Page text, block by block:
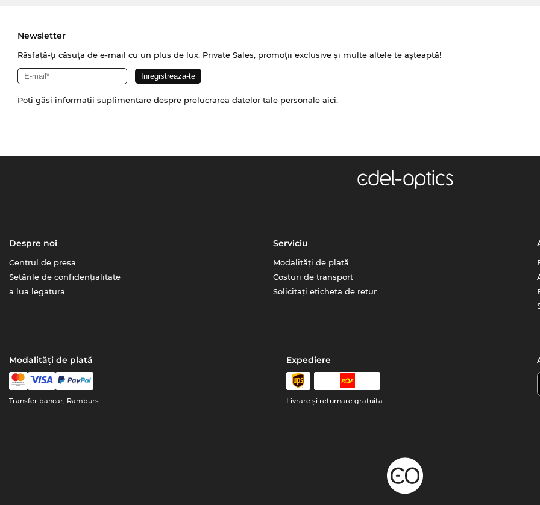
Newsletter
Răsfață-ți căsuța de e-mail cu un plus de lux. Private Sales, promoții exclusive și multe altele te așteaptă!
Poți găsi informații suplimentare despre prelucrarea datelor tale personale aici.
Despre noi
Centrul de presa
Setările de confidențialitate
a lua legatura
Serviciu
Modalități de plată
Costuri de transport
Solicitați eticheta de retur
Modalități de plată
Transfer bancar, Ramburs
Expediere
Livrare şi returnare gratuita